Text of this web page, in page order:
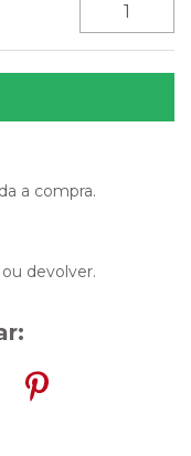
a compra.
devolver.